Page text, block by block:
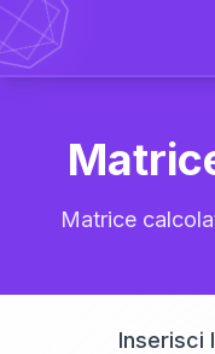
Matrice
Inserisci